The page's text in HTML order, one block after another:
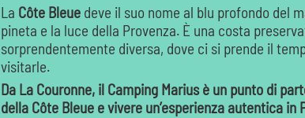
La Côte Bleue deve il suo nome al blu profondo del
pineta e la luce della Provenza. È una costa
sorprendentemente diversa, dove ci si prende il
visitarle.
Da La Couronne, il Camping Marius è un punto di
della Côte Bleue e vivere un’esperienza autentica in